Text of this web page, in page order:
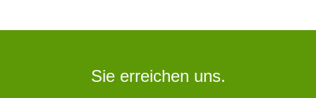
Sie erreichen uns.